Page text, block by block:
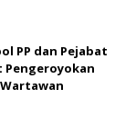
PP dan Pejabat
Pengeroyokan